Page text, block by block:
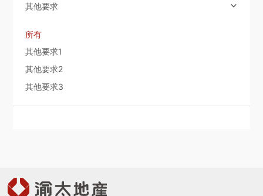
社會責任
關於渝太
合作商平臺

其他要求 
所有
其他要求1
其他要求2
其他要求3